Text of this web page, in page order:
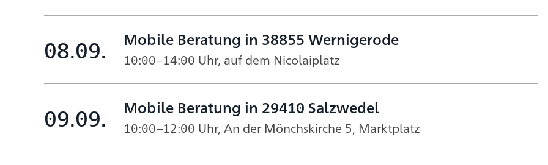
08.09. Mobile Beratung in 38855 Wernigerode
10:00–14:00 Uhr, auf dem Nicolaiplatz
09.09. Mobile Beratung in 29410 Salzwedel
10:00–12:00 Uhr, An der Mönchskirche 5, Marktplatz